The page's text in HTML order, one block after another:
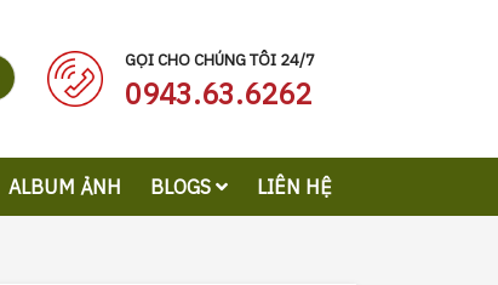
GỌI CHO CHÚNG TÔI 24/7
0943.63.6262
ALBUM ẢNH BLOGS LIÊN HỆ